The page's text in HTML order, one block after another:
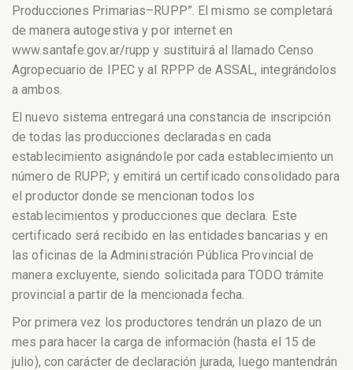
Producciones Primarias–RUPP”. El mismo se completará
de manera autogestiva y por internet en
www.santafe.gov.ar/rupp y sustituirá al llamado Censo
Agropecuario de IPEC y al RPPP de ASSAL, integrándolos
a ambos.
El nuevo sistema entregará una constancia de inscripción
de todas las producciones declaradas en cada
establecimiento asignándole por cada establecimiento un
número de RUPP; y emitirá un certificado consolidado para
el productor donde se mencionan todos los
establecimientos y producciones que declara. Este
certificado será recibido en las entidades bancarias y en
las oficinas de la Administración Pública Provincial de
manera excluyente, siendo solicitada para TODO trámite
provincial a partir de la mencionada fecha.
Por primera vez los productores tendrán un plazo de un
mes para hacer la carga de información (hasta el 15 de
julio), con carácter de declaración jurada, luego mantendrán